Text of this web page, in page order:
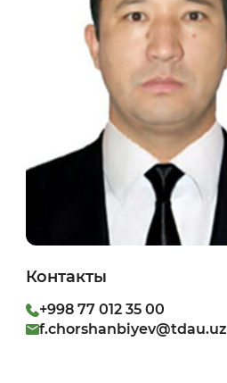
Контакты
+998 77 012 35 00
f.chorshanbiyev@tdau.uz